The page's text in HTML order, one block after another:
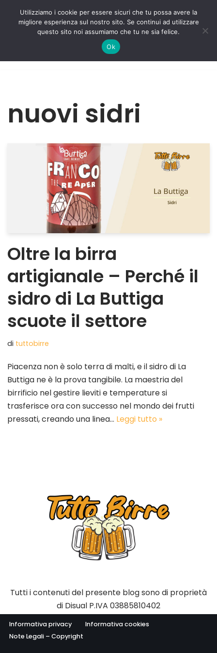
nuovi sidri
Oltre la birra
artigianale – Perché il
sidro di La Buttiga
scuote il settore
di tuttobirre
Piacenza non è solo terra di malti, e il sidro di La
Buttiga ne è la prova tangibile. La maestria del
birrificio nel gestire lieviti e temperature si
trasferisce ora con successo nel mondo dei frutti
pressati, creando una linea… Leggi tutto »
Tutti i contenuti del presente blog sono di proprietà
di Disual P.IVA 03885810402
Informativa privacy
Informativa cookies
Note Legali – Copyright
Utilizziamo i cookie per essere sicuri che tu possa avere la
migliore esperienza sul nostro sito. Se continui ad utilizzare
questo sito noi assumiamo che tu ne sia felice.
Ok